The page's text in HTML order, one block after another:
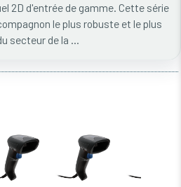
2D d'entrée de gamme. Cette série
le plus robuste et le plus
secteur de la ...